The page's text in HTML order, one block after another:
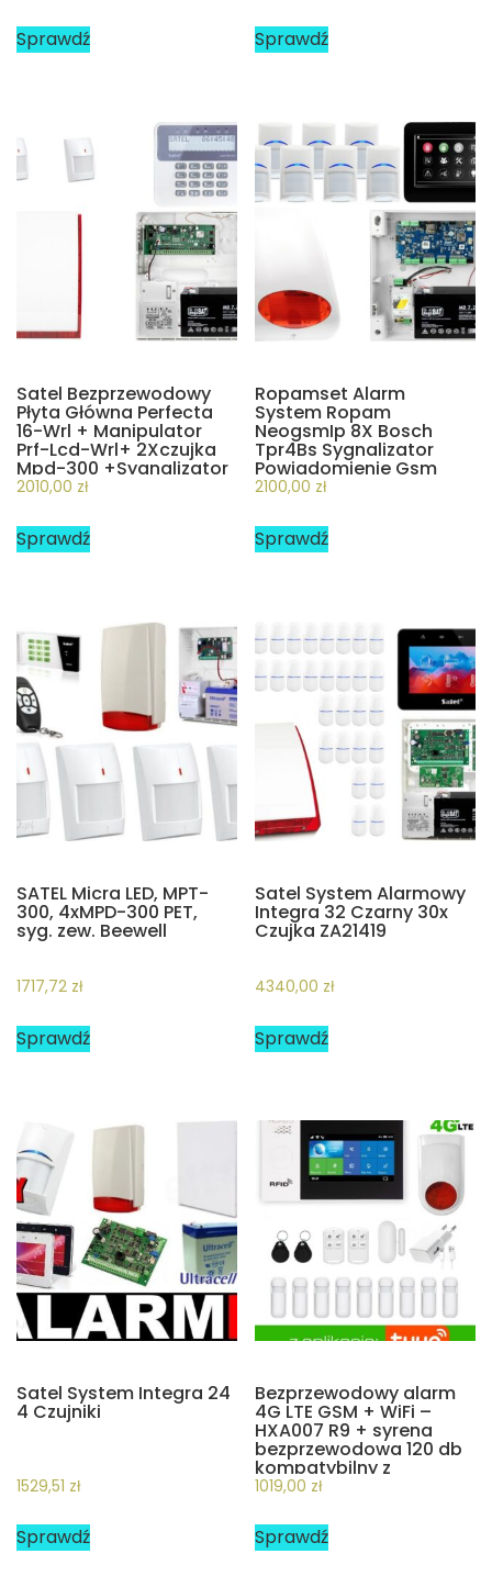
Sprawdź Sprawdź
Satel Bezprzewodowy
Płyta Główna Perfecta
16-Wrl + Manipulator
Prf-Lcd-Wrl+ 2Xczujka
Mpd-300 +Sygnalizator
Bezprzewodowy Msp-
2010,00 zł
Sprawdź
Ropamset Alarm
System Ropam
NeogsmIp 8X Bosch
Tpr4Bs Sygnalizator
Powiadomienie Gsm
(ZA14394)
2100,00 zł
Sprawdź
SATEL Micra LED, MPT-
300, 4xMPD-300 PET,
syg. zew. Beewell
1717,72 zł
Sprawdź
Satel System Alarmowy
Integra 32 Czarny 30x
Czujka ZA21419
4340,00 zł
Sprawdź
Satel System Integra 24
4 Czujniki
1529,51 zł
Sprawdź
Bezprzewodowy alarm
4G LTE GSM + WiFi –
HXA007 R9 + syrena
bezprzewodowa 120 db
kompatybilny z
aplikacją TUYA SMART
1019,00 zł
Sprawdź